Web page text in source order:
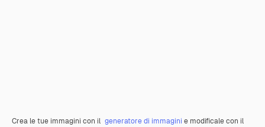
Crea le tue immagini con il generatore di immagini e modificale con il